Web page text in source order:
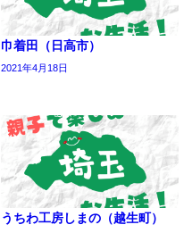
巾着田（日高市）
2021年4月18日
うちわ工房しまの（越生町）